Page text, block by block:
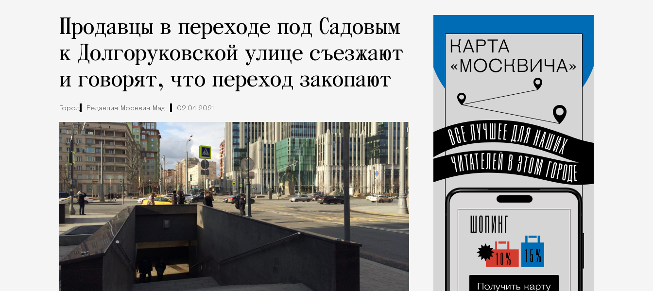
Продавцы в переходе под Садовым
к Долгоруковской улице съезжают
и говорят, что переход закопают
Город Редакция Москвич Mag 02.04.2021